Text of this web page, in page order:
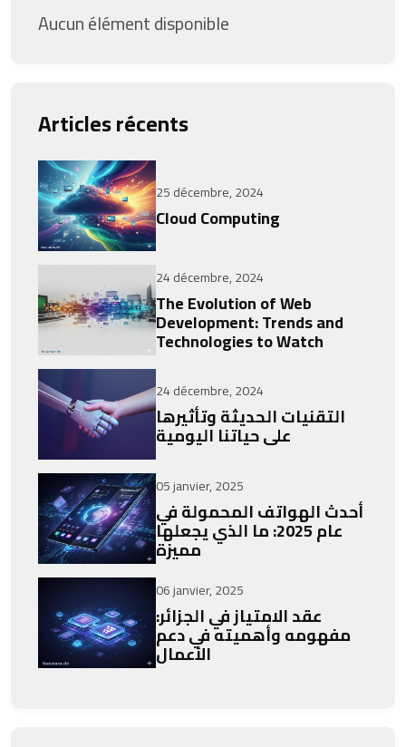
Aucun élément disponible
Articles récents
25 décembre, 2024
Cloud Computing
24 décembre, 2024
The Evolution of Web
Development: Trends and
Technologies to Watch
24 décembre, 2024
التقنيات الحديثة وتأثيرها
على حياتنا اليومية
05 janvier, 2025
أحدث الهواتف المحمولة في
عام 2025: ما الذي يجعلها
مميزة
06 janvier, 2025
عقد الامتياز في الجزائر:
مفهومه وأهميته في دعم
الأعمال